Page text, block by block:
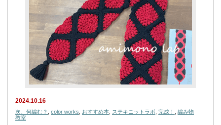
2024.10.16
次、何編む？ , color works, おすすめ本, ステキニットラボ, 完成！ , 編み物
教室